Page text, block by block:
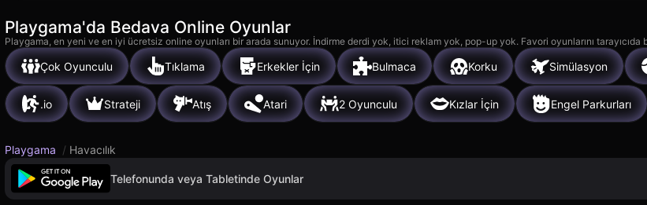
Playgama'da Bedava Online Oyunlar
Playgama, en yeni ve en iyi ücretsiz online oyunları bir arada sunuyor. İndirme derdi yok, itici reklam yok, pop-up yok. Favori oyunlarını tarayıcıda
Çok Oyunculu Tıklama Erkekler İçin Bulmaca Korku Simülasyon
.io Strateji Atış Atari 2 Oyunculu Kızlar İçin Engel Parkurları
Playgama / Havacılık
Telefonunda veya Tabletinde Oyunlar